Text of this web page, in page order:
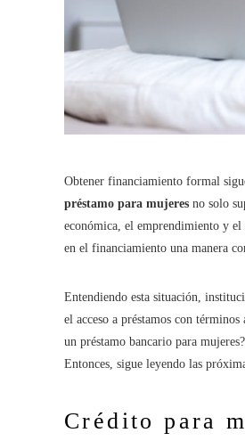
Obtener financiamiento formal
préstamo para mujeres no solo
económica, el emprendimiento y el
en el financiamiento una manera
Entendiendo esta situación,
el acceso a préstamos con términos
un préstamo bancario para
Entonces, sigue leyendo las
Crédito para